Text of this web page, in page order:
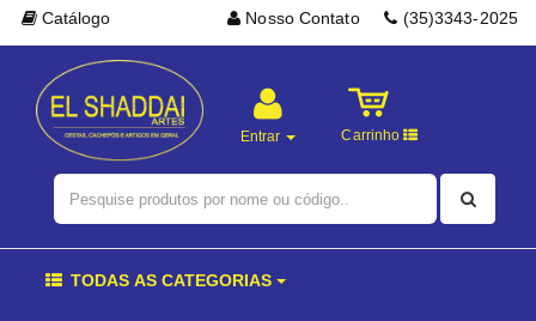
Nosso Contato (35)3343-2025
Catálogo
Entrar Carrinho
TODAS AS CATEGORIAS